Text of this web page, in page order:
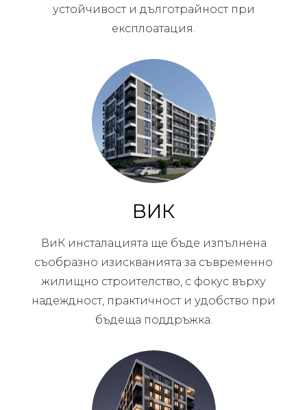
устойчивост и дълготрайност при
експлоатация.
ВИК
ВиК инсталацията ще бъде изпълнена
съобразно изискванията за съвременно
жилищно строителство, с фокус върху
надеждност, практичност и удобство при
бъдеща поддръжка.